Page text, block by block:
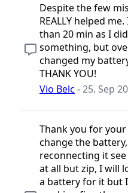
Despite the few
REALLY helped
than 20 min as I
something, but
changed my
THANK YOU!
Vio Belc -25. Sep
Thank you for
change the
reconnecting it
at all but zip, I will
a battery for it but